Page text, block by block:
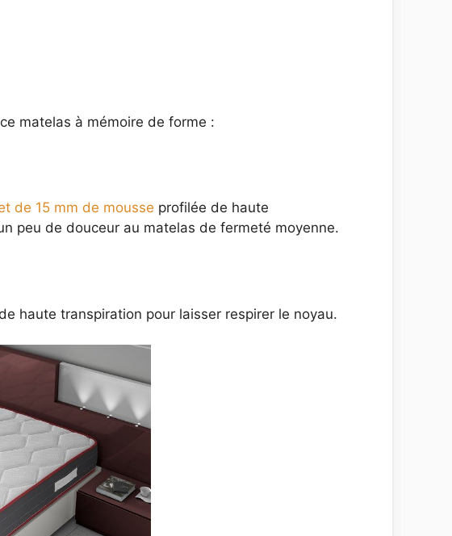
matelas à mémoire de forme :
de 15 mm de mousse profilée de haute
peu de douceur au matelas de fermeté moyenne.
haute transpiration pour laisser respirer le noyau.